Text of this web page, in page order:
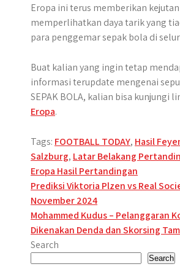
Eropa ini terus memberikan
memperlihatkan daya tarik yang
para penggemar sepak bola di
Buat kalian yang ingin tetap
informasi terupdate mengenai
SEPAK BOLA, kalian bisa kunjungi
Eropa.
Tags: FOOTBALL TODAY, Hasil
Salzburg, Latar Belakang
Eropa Hasil Pertandingan
Post
navigation
Prediksi Viktoria Plzen vs Real
November 2024
Mohammed Kudus – Pelanggaran
Dikenakan Denda dan Skorsing
Search
Search